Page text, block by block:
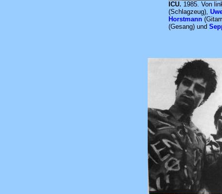
ICU. 1985. Von
(Schlagzeug),
Horstmann
(Gesang) und